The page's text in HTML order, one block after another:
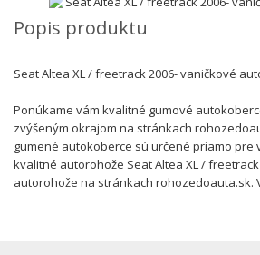
Popis produktu
Seat Altea XL / freetrack 2006- vaničkové
Ponúkame vám kvalitné gumové
zvýšeným okrajom na stránkach
gumené autokoberce sú určené priamo pre
kvalitné autorohože Seat Altea XL /
autorohože na stránkach rohozedoauta.sk.